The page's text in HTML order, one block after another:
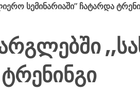
სემინარიაში” ჩატარდა